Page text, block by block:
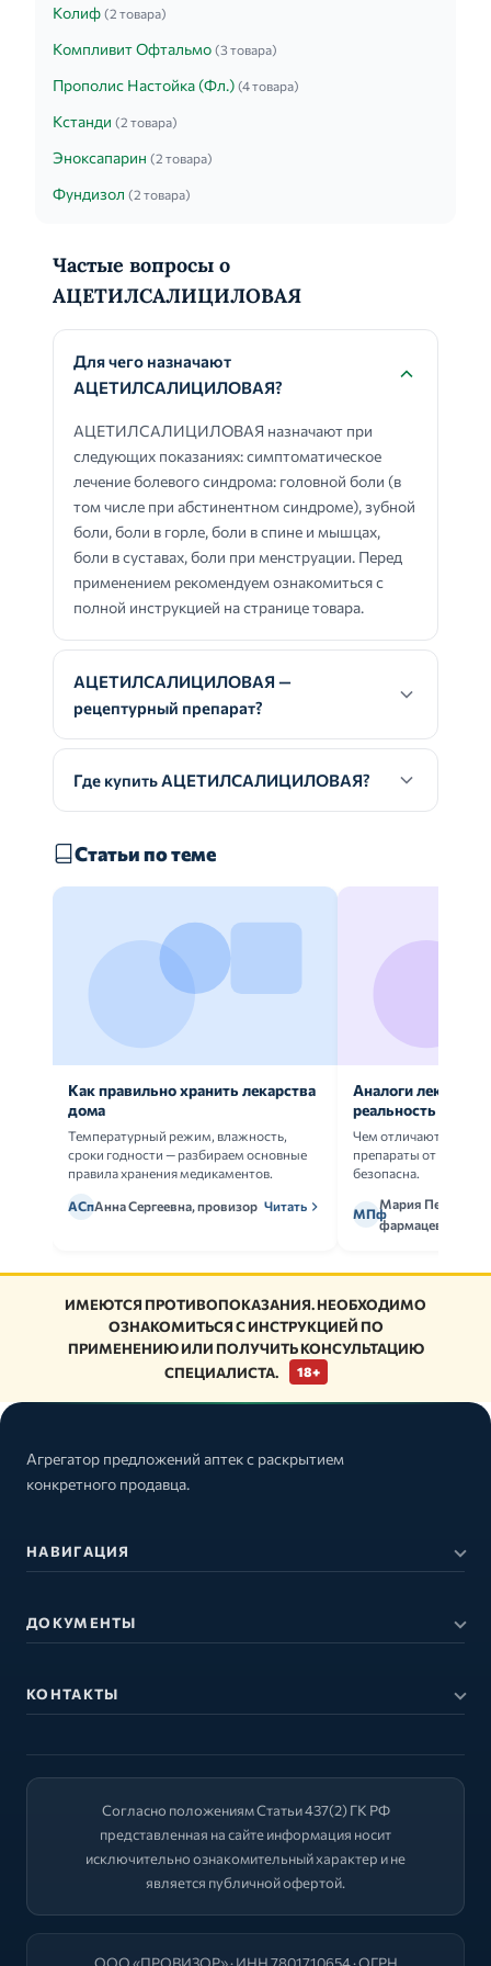
Колиф (2 товара)
Компливит Офтальмо (3 товара)
Прополис Настойка (Фл.) (4 товара)
Кстанди (2 товара)
Эноксапарин (2 товара)
Фундизол (2 товара)
Частые вопросы о
АЦЕТИЛСАЛИЦИЛОВАЯ
Для чего назначают
АЦЕТИЛСАЛИЦИЛОВАЯ?
АЦЕТИЛСАЛИЦИЛОВАЯ назначают при
следующих показаниях: симптоматическое
лечение болевого синдрома: головной боли (в
том числе при абстинентном синдроме), зубной
боли, боли в горле, боли в спине и мышцах,
боли в суставах, боли при менструации. Перед
применением рекомендуем ознакомиться с
полной инструкцией на странице товара.
АЦЕТИЛСАЛИЦИЛОВАЯ —
рецептурный препарат?
Где купить АЦЕТИЛСАЛИЦИЛОВАЯ?
Статьи по теме
Как правильно хранить лекарства
дома
Температурный режим, влажность,
сроки годности — разбираем основные
правила хранения медикаментов.
АСпАнна Сергеевна, провизор Читать
Аналоги
реальность
Чем отличаются
препараты от
безопасна.
МПф
Мария Петрова,
фармацевт
ИМЕЮТСЯ ПРОТИВОПОКАЗАНИЯ. НЕОБХОДИМО
ОЗНАКОМИТЬСЯ С ИНСТРУКЦИЕЙ ПО
ПРИМЕНЕНИЮ ИЛИ ПОЛУЧИТЬ КОНСУЛЬТАЦИЮ
СПЕЦИАЛИСТА.
18+
Агрегатор предложений аптек с раскрытием
конкретного продавца.
НАВИГАЦИЯ
ДОКУМЕНТЫ
КОНТАКТЫ
Согласно положениям Статьи 437(2) ГК РФ
представленная на сайте информация носит
исключительно ознакомительный характер и не
является публичной офертой.
ООО «ПРОВИЗОР» · ИНН 7801710654 · ОГРН